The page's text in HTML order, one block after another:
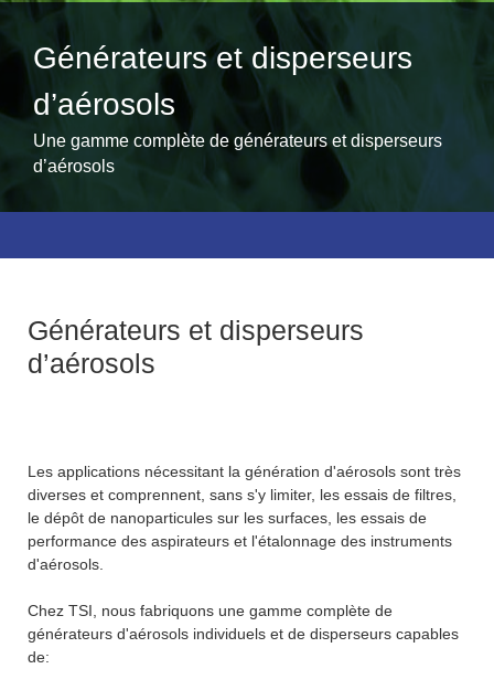
Générateurs et disperseurs
d’aérosols
Une gamme complète de générateurs et disperseurs
d’aérosols
Générateurs et disperseurs
d’aérosols
Les applications nécessitant la génération d'aérosols sont très
diverses et comprennent, sans s'y limiter, les essais de filtres,
le dépôt de nanoparticules sur les surfaces, les essais de
performance des aspirateurs et l'étalonnage des instruments
d'aérosols.
Chez TSI, nous fabriquons une gamme complète de
générateurs d'aérosols individuels et de disperseurs capables
de: